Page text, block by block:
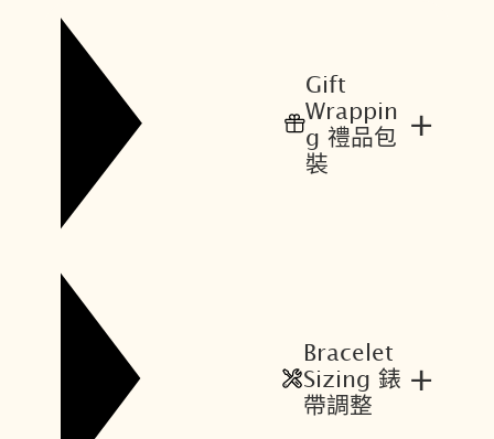
Gift
Wrappin
g 禮品包
裝
+
Bracelet
Sizing 錶
帶調整
+